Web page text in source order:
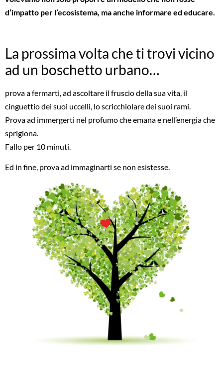
d’impatto per l’ecosistema, ma anche informare ed educare.
La prossima volta che ti trovi vicino
ad un boschetto urbano…
prova a fermarti, ad ascoltare il fruscio della sua vita, il
cinguettio dei suoi uccelli, lo scricchiolare dei suoi rami.
Prova ad immergerti nel profumo che emana e nell’energia che
sprigiona.
Fallo per 10 minuti.
Ed in fine, prova ad immaginarti se non esistesse.